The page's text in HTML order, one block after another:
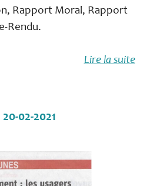
Rapport Moral, Rapport
Rendu.
Lire la suite
02-2021